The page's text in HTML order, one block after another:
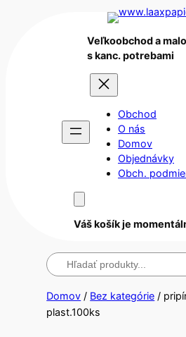
Veľkoobchod a
s kanc. potrebami
Obchod
O nás
Domov
Objednávky
Obch.
Váš košík je
Hľadanie
Domov / Bez kategórie /
plast.100ks